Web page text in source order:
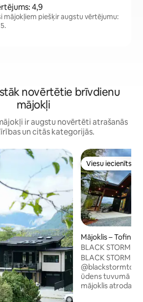
4,9
mājokļiem piešķir augstu vērtējumu:
novērtētie brīvdienu
mājokļi
ir augstu novērtēti atrašanās
un citās kategorijās.
mājoklis Viesu iecienīts
Viesu iecienīts
Mājoklis – Tofino
BLACK STORM
ūdens
BLACK STORM
@blackstormtofino Atrašanās
ūdens tuvumā pie
mājoklis atrodas